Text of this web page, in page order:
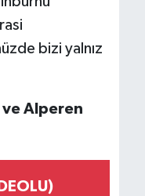
bizi yalnız
ve Alperen